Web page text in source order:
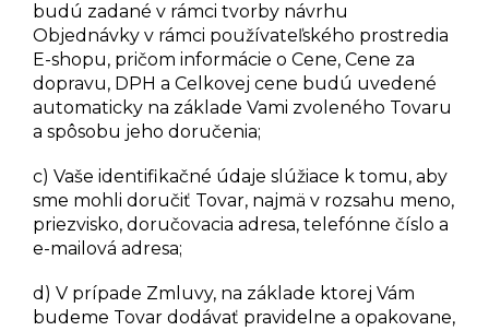
budú zadané v rámci tvorby návrhu
Objednávky v rámci používateľského prostredia
E-shopu, pričom informácie o Cene, Cene za
dopravu, DPH a Celkovej cene budú uvedené
automaticky na základe Vami zvoleného Tovaru
a spôsobu jeho doručenia;
c) Vaše identifikačné údaje slúžiace k tomu, aby
sme mohli doručiť Tovar, najmä v rozsahu meno,
priezvisko, doručovacia adresa, telefónne číslo a
e-mailová adresa;
d) V prípade Zmluvy, na základe ktorej Vám
budeme Tovar dodávať pravidelne a opakovane,